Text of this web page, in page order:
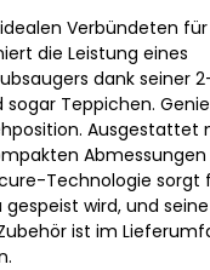
idealen Verbündeten
die Leistung eines
dank seiner
Teppichen.
Ausgestattet
Abmessungen
Technologie sorgt
wird, und
ist im